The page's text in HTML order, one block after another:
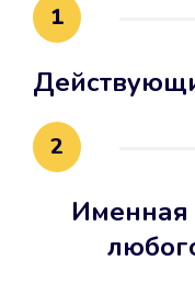
1
2
Именная